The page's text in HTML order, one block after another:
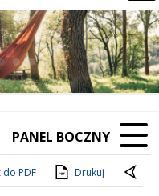
PANEL BOCZNY
do PDF Drukuj